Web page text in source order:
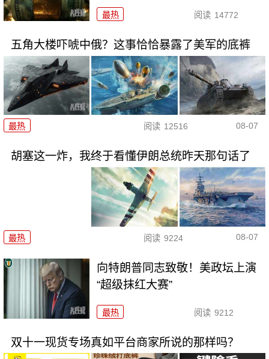
最热 阅读 14772
五角大楼吓唬中俄？这事恰恰暴露了美军的底裤
最热 阅读 12516 08-07
胡塞这一炸，我终于看懂伊朗总统昨天那句话了
最热 阅读 9224 08-07
向特朗普同志致敬！美政坛上演
“超级抹红大赛”
最热 阅读 9212
双十一现货专场真如平台商家所说的那样吗？